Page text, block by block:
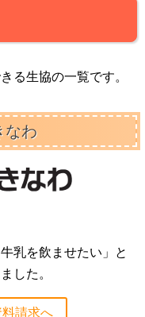
る生協の一覧です。
なわ
乳を飲ませたい」と
した。
料請求へ